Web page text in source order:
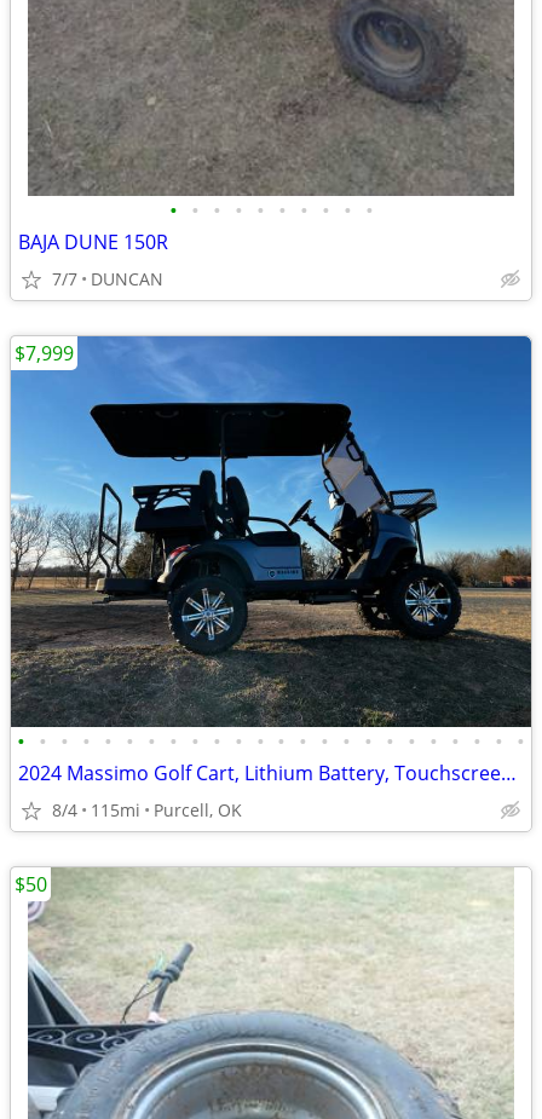
• • • • • • • • • •
BAJA DUNE 150R
7/7 DUNCAN
• • • • • • • • • • • • • • • • • • • • • • • •
2024 Massimo Golf Cart, Lithium Battery, Touchscreen Display, Loaded!
8/4 115mi Purcell, OK
$7,999
$50